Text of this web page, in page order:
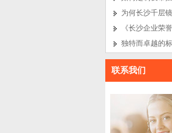
联系我们